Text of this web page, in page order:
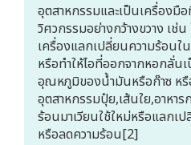
อุตสาหกรรมและเป็นเครื่องมื
วิศวกรรมอย่างกว้างขวาง เช่
เครื่องแลกเปลี่ยนความร้อน
หรือทำให้ไอที่ออกจากหอกลั่น
อุณหภูมิของน้ำมันหรือก๊าซ ห
อุตสาหกรรมปุ๋ย,เส้นใย,อาหาร
ร้อนมาเวียนใช้ใหม่หรือแลกเ
หรือลดความร้อน[2]